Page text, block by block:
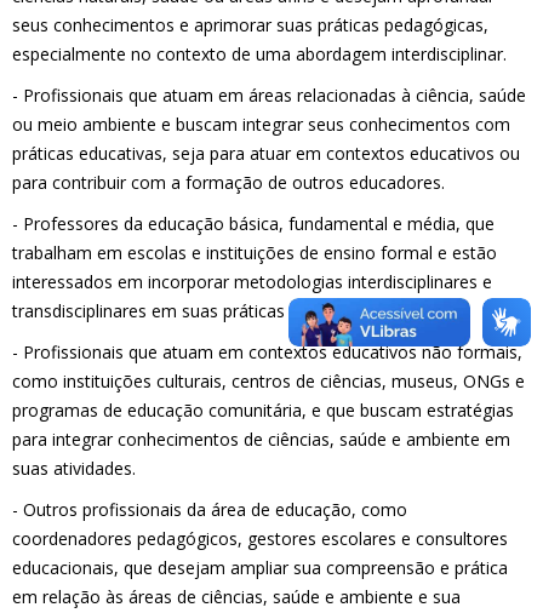
seus conhecimentos e aprimorar suas práticas pedagógicas,
especialmente no contexto de uma abordagem interdisciplinar.
- Profissionais que atuam em áreas relacionadas à ciência, saúde
ou meio ambiente e buscam integrar seus conhecimentos com
práticas educativas, seja para atuar em contextos educativos ou
para contribuir com a formação de outros educadores.
- Professores da educação básica, fundamental e média, que
trabalham em escolas e instituições de ensino formal e estão
interessados em incorporar metodologias interdisciplinares e
transdisciplinares em suas práticas pedagógicas.
- Profissionais que atuam em contextos educativos não formais,
como instituições culturais, centros de ciências, museus, ONGs e
programas de educação comunitária, e que buscam estratégias
para integrar conhecimentos de ciências, saúde e ambiente em
suas atividades.
- Outros profissionais da área de educação, como
coordenadores pedagógicos, gestores escolares e consultores
educacionais, que desejam ampliar sua compreensão e prática
em relação às áreas de ciências, saúde e ambiente e sua